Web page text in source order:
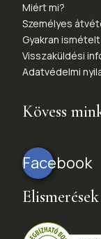
Miért mi?
Személyes
Gyakran
Visszaküldési
Adatvédelmi
Kövess
Facebook
Elismerések